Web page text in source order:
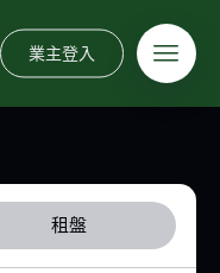
業主登入
租盤